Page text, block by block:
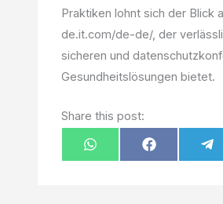
Praktiken lohnt sich der Blick
de.it.com/de-de/, der
sicheren und
Gesundheitslösungen bietet.
Share this post:
Share
on
W
h
Share
on
F
a
e